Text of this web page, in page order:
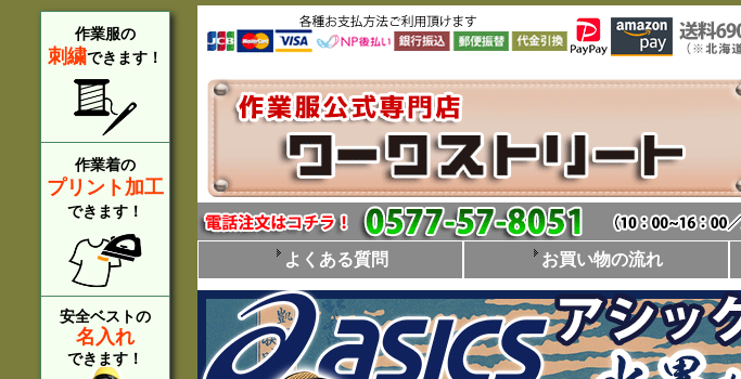
作業服の
刺繍できます！
作業着の
プリント加工
できます！
安全ベストの
名入れ
できます！
よくある質問 お買い物の流れ